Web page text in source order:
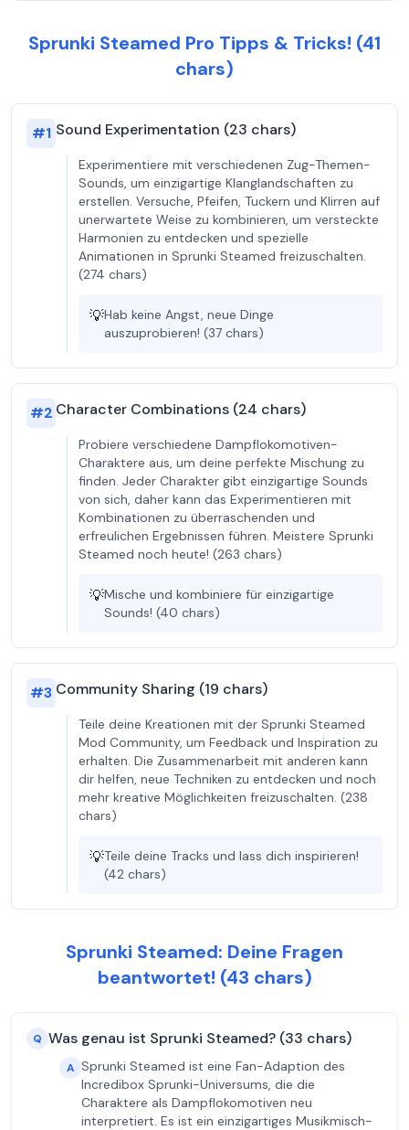
Sprunki Steamed Pro Tipps & Tricks! (41
chars)
#1 Sound Experimentation (23 chars)
Experimentiere mit verschiedenen Zug-Themen-
Sounds, um einzigartige Klanglandschaften zu
erstellen. Versuche, Pfeifen, Tuckern und Klirren auf
unerwartete Weise zu kombinieren, um versteckte
Harmonien zu entdecken und spezielle
Animationen in Sprunki Steamed freizuschalten.
(274 chars)
💡Hab keine Angst, neue Dinge
auszuprobieren! (37 chars)
#2 Character Combinations (24 chars)
Probiere verschiedene Dampflokomotiven-
Charaktere aus, um deine perfekte Mischung zu
finden. Jeder Charakter gibt einzigartige Sounds
von sich, daher kann das Experimentieren mit
Kombinationen zu überraschenden und
erfreulichen Ergebnissen führen. Meistere Sprunki
Steamed noch heute! (263 chars)
💡Mische und kombiniere für einzigartige
Sounds! (40 chars)
#3 Community Sharing (19 chars)
Teile deine Kreationen mit der Sprunki Steamed
Mod Community, um Feedback und Inspiration zu
erhalten. Die Zusammenarbeit mit anderen kann
dir helfen, neue Techniken zu entdecken und noch
mehr kreative Möglichkeiten freizuschalten. (238
chars)
💡Teile deine Tracks und lass dich inspirieren!
(42 chars)
Sprunki Steamed: Deine Fragen
beantwortet! (43 chars)
Q Was genau ist Sprunki Steamed? (33 chars)
A Sprunki Steamed ist eine Fan-Adaption des
Incredibox Sprunki-Universums, die die
Charaktere als Dampflokomotiven neu
interpretiert. Es ist ein einzigartiges Musikmisch-